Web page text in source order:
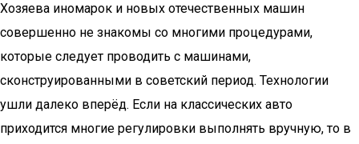
Хозяева иномарок и новых отечественных машин
совершенно не знакомы со многими процедурами,
которые следует проводить с машинами,
сконструированными в советский период. Технологии
ушли далеко вперёд. Если на классических авто
приходится многие регулировки выполнять вручную, то в